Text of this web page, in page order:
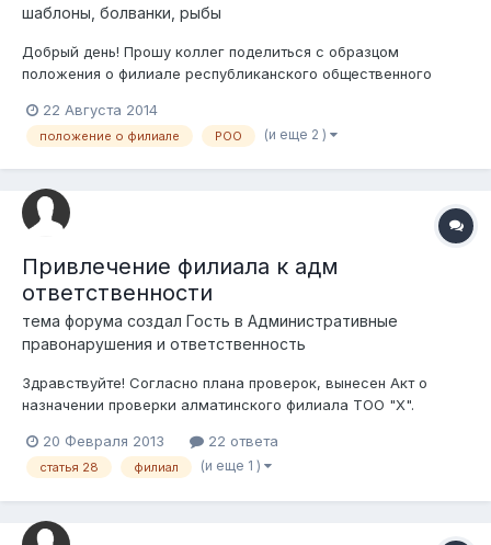
шаблоны, болванки, рыбы
Добрый день! Прошу коллег поделиться с образцом
положения о филиале республиканского общественного
Adenov80@mail.ru или в личку. Заранее благодарю!
22 Августа 2014
положение о филиале РОО (и еще 2 )
Привлечение филиала к адм
ответственности
тема форума создал Гость в Административные
правонарушения и ответственность
Здравствуйте! Согласно плана проверок, вынесен Акт о
назначении проверки алматинского филиала ТОО "Х".
юридическим лицом. Установлены факты нарушения
законодательства. Составлены адм протоколы на
20 Февраля 2013 22 ответа
статья 28 филиал (и еще 1 )